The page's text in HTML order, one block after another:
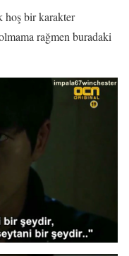
hoş bir karakter
rağmen buradaki